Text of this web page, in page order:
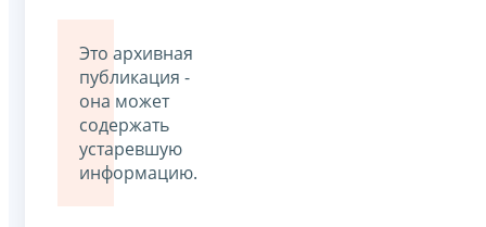
Это архивная
публикация -
она может
содержать
устаревшую
информацию.